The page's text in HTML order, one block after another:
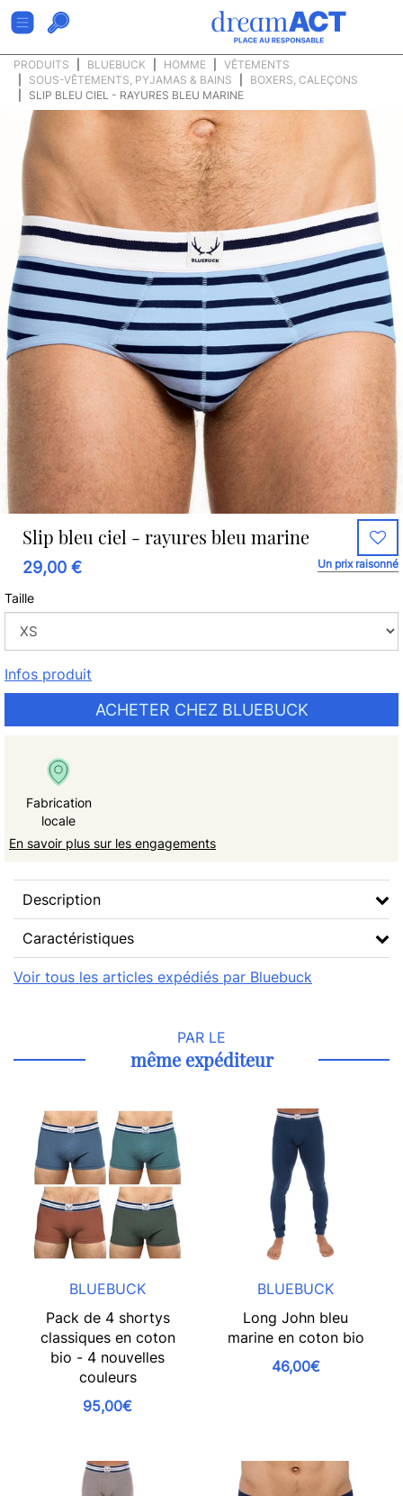
PRODUITS BLUEBUCK HOMME
VÊTEMENTS
SOUS-VÊTEMENTS, PYJAMAS & BAINS
BOXERS, CALEÇONS
SLIP BLEU CIEL - RAYURES BLEU MARINE
Slip bleu ciel - rayures bleu marine
29,00 € Un prix raisonné
Taille
Infos produit
ACHETER CHEZ BLUEBUCK
Fabrication
locale
En savoir plus sur les engagements
Description
Caractéristiques
Voir tous les articles expédiés par Bluebuck
PAR LE
même expéditeur
BLUEBUCK
Pack de 4 shortys
classiques en coton
bio - 4 nouvelles
couleurs
95,00€
BLUEBUCK
Long John bleu
marine en coton bio
46,00€